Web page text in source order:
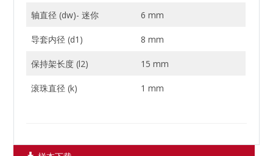
轴直径 (dw)- 迷你 6 mm
导套内径 (d1) 8 mm
保持架长度 (l2) 15 mm
滚珠直径 (k) 1 mm